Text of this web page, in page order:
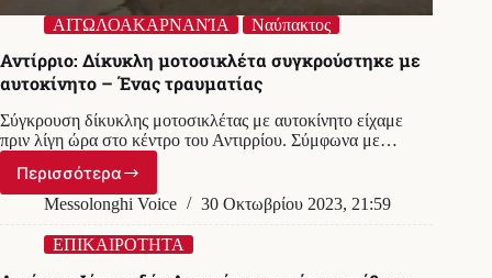
ΑΙΤΩΛΟΑΚΑΡΝΑΝΊΑ Ναύπακτος
Αντίρριο: Δίκυκλη μοτοσικλέτα συγκρούστηκε με
αυτοκίνητο – Ένας τραυματίας
Σύγκρουση δίκυκλης μοτοσικλέτας με αυτοκίνητο είχαμε
πριν λίγη ώρα στο κέντρο του Αντιρρίου. Σύμφωνα με…
Περισσότερα
Αντίρριο:
Δίκυκλη
συγκρούστηκε
Messolonghi Voice 30 Οκτωβρίου 2023, 21:59
ΕΠΙΚΑΙΡΟΤΗΤΑ